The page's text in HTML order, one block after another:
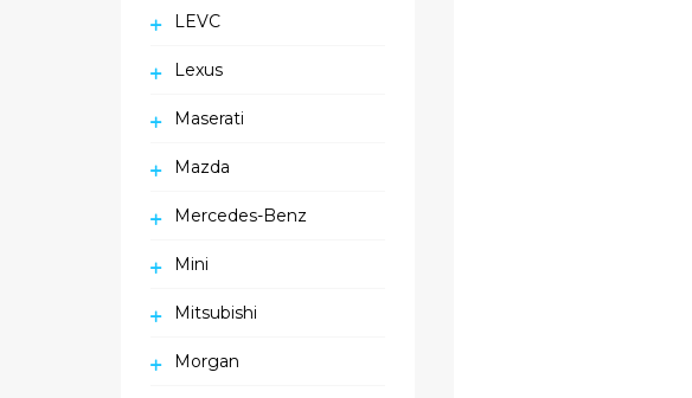
LEVC
Lexus
Maserati
Mazda
Mercedes-Benz
Mini
Mitsubishi
Morgan